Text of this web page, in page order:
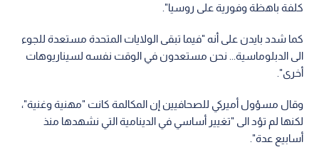
كلفة باهظة وفورية على روسيا".
كما شدد بايدن على أنه "فيما تبقى الولايات المتحدة مستعدة للجوء
الى الدبلوماسية... نحن مستعدون في الوقت نفسه لسيناريوهات
أخرى".
وقال مسؤول أميركي للصحافيين إن المكالمة كانت "مهنية وغنية"،
لكنها لم تؤد الى "تغيير أساسي في الدينامية التي نشهدها منذ
أسابيع عدة".